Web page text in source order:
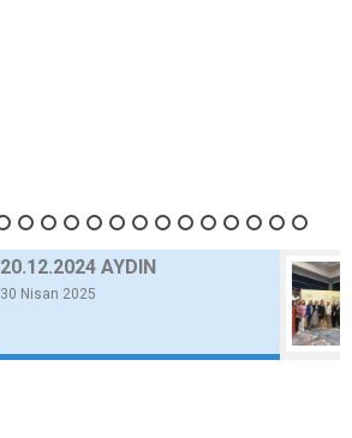
20.12.2024 AYDIN
30 Nisan 2025